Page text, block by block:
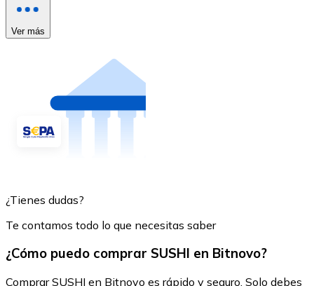
Ver más
¿Tienes dudas?
Te contamos todo lo que necesitas saber
¿Cómo puedo comprar SUSHI en Bitnovo?
Comprar SUSHI en Bitnovo es rápido y seguro. Solo debes